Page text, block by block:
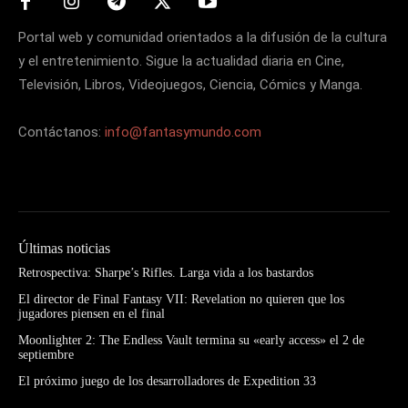
Portal web y comunidad orientados a la difusión de la cultura
y el entretenimiento. Sigue la actualidad diaria en Cine,
Televisión, Libros, Videojuegos, Ciencia, Cómics y Manga.
Contáctanos: info@fantasymundo.com
Últimas noticias
Retrospectiva: Sharpe’s Rifles. Larga vida a los bastardos
El director de Final Fantasy VII: Revelation no quieren que los
jugadores piensen en el final
Moonlighter 2: The Endless Vault termina su «early access» el 2 de
septiembre
El próximo juego de los desarrolladores de Expedition 33